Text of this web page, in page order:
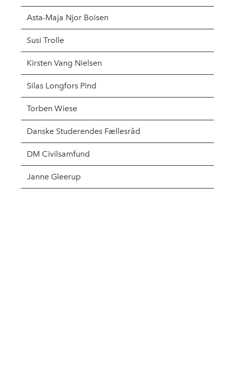
Asta-Maja Njor Boisen
Susi Trolle
Kirsten Vang Nielsen
Silas Longfors Pind
Torben Wiese
Danske Studerendes Fællesråd
DM Civilsamfund
Janne Gleerup